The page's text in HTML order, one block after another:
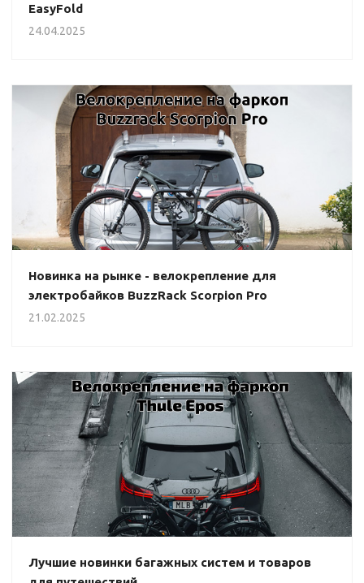
EasyFold
24.04.2025
Новинка на рынке - велокрепление для
электробайков BuzzRack Scorpion Pro
21.02.2025
Лучшие новинки багажных систем и товаров